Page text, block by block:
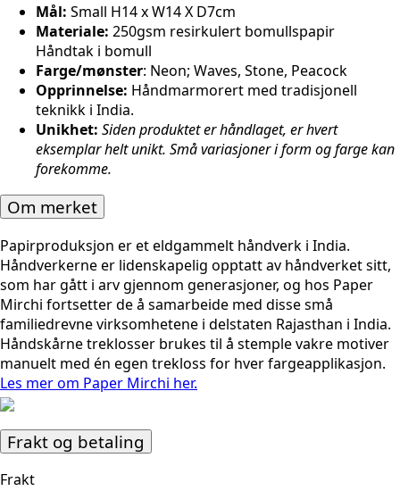
Mål: Small H14 x W14 X D7cm
Materiale: 250gsm resirkulert bomullspapir
Håndtak i bomull
Farge/mønster: Neon; Waves, Stone, Peacock
Opprinnelse: Håndmarmorert med tradisjonell
teknikk i India.
Unikhet: Siden produktet er håndlaget, er hvert
eksemplar helt unikt. Små variasjoner i form og farge kan
forekomme.
Om merket
Papirproduksjon er et eldgammelt håndverk i India.
Håndverkerne er lidenskapelig opptatt av håndverket sitt,
som har gått i arv gjennom generasjoner, og hos Paper
Mirchi fortsetter de å samarbeide med disse små
familiedrevne virksomhetene i delstaten Rajasthan i India.
Håndskårne treklosser brukes til å stemple vakre motiver
manuelt med én egen trekloss for hver fargeapplikasjon.
Les mer om Paper Mirchi her.
Frakt og betaling
Frakt